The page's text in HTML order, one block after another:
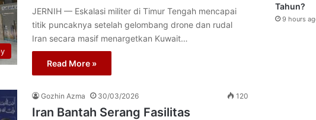
JERNIH — Eskalasi militer di Timur Tengah mencapai
titik puncaknya setelah gelombang drone dan rudal
Iran secara masif menargetkan Kuwait…
Read More »
Gozhin Azma 30/03/2026 120
Iran Bantah Serang Fasilitas
Tahun?
9 hours